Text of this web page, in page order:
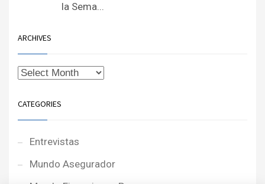
la Sema...
ARCHIVES
CATEGORIES
Entrevistas
Mundo Asegurador